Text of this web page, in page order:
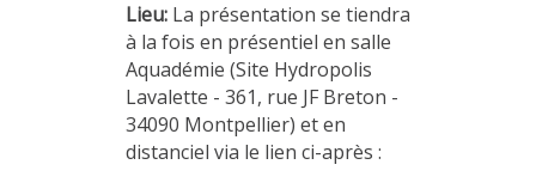
Lieu: La présentation se tiendra
à la fois en présentiel en salle
Aquadémie (Site Hydropolis
Lavalette - 361, rue JF Breton -
34090 Montpellier) et en
distanciel via le lien ci-après :